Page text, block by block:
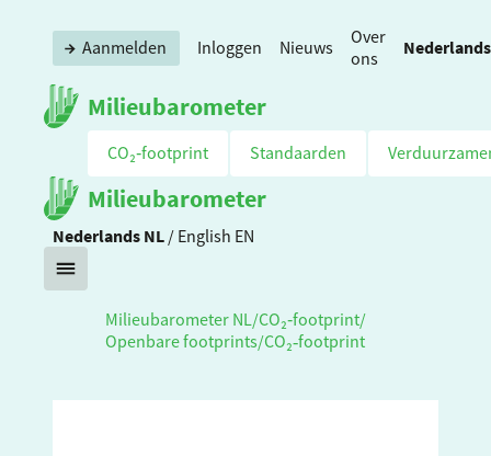
Milieubarometer
Aanmelden Inloggen Nieuws
Over
ons
Nederlands
CO₂‑footprint Standaarden
Milieubarometer
Nederlands NL / English EN
Milieubarometer NL /CO₂‑footprint/
Openbare footprints/CO₂‑footprint